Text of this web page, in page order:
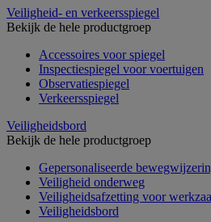
Veiligheid- en verkeersspiegel
Bekijk de hele productgroep
Accessoires voor spiegel
Inspectiespiegel voor voertuigen
Observatiespiegel
Verkeersspiegel
Veiligheidsbord
Bekijk de hele productgroep
Gepersonaliseerde
Veiligheid onderweg
Veiligheidsafzetting voor
Veiligheidsbord